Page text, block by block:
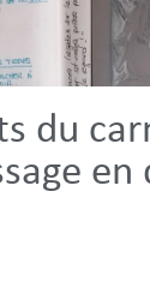
du
en